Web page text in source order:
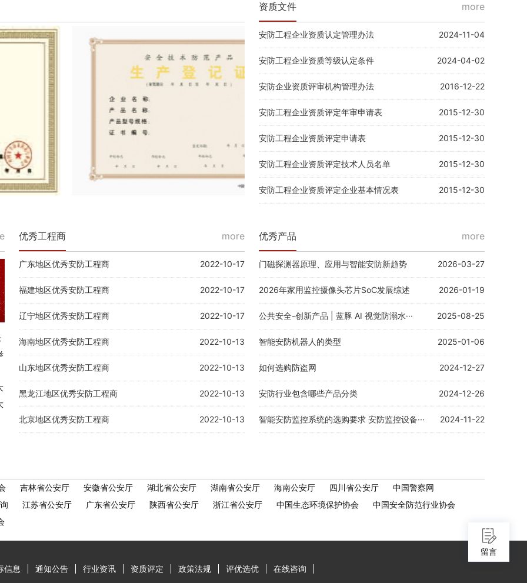
资质文件 more
安防工程企业资质认定管理办法 2024-11-04
安防工程企业资质等级认定条件 2024-04-02
安防企业资质评审机构管理办法 2016-12-22
安防工程企业资质评定年审申请表 2015-12-30
安防工程企业资质评定申请表 2015-12-30
安防工程企业资质评定技术人员名单 2015-12-30
安防工程企业资质评定企业基本情况表 2015-12-30
优秀工程商 more
广东地区优秀安防工程商 2022-10-17
福建地区优秀安防工程商 2022-10-17
辽宁地区优秀安防工程商 2022-10-17
海南地区优秀安防工程商 2022-10-13
山东地区优秀安防工程商 2022-10-13
黑龙江地区优秀安防工程商 2022-10-13
北京地区优秀安防工程商 2022-10-13
优秀产品 more
门磁探测器原理、应用与智能安防新趋势 2026-03-27
2026年家用监控摄像头芯片SoC发展综述 2026-01-19
公共安全-创新产品 | 蓝豚 AI 视觉防溺水··· 2025-08-25
智能安防机器人的类型 2025-01-06
如何选购防盗网 2024-12-27
安防行业包含哪些产品分类 2024-12-26
智能安防监控系统的选购要求 安防监控设备··· 2024-11-22
吉林省公安厅 安徽省公安厅 湖北省公安厅 湖南省公安厅 海南公安厅 四川省公安厅
中国警察网
江苏省公安厅 广东省公安厅 陕西省公安厅 浙江省公安厅 中国生态环境保护协会
中国安全防范行业协会
留言
信息
通知公告 行业资讯 资质评定 政策法规 评优选优 在线咨询